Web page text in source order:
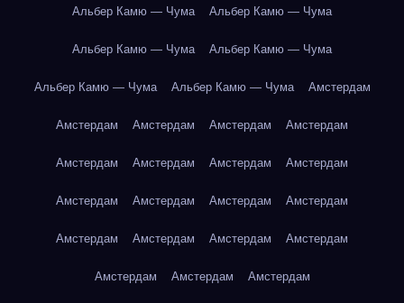
Альбер Камю — Чума Альбер Камю — Чума
Альбер Камю — Чума Альбер Камю — Чума
Альбер Камю — Чума Альбер Камю — Чума Амстердам
Амстердам Амстердам Амстердам Амстердам
Амстердам Амстердам Амстердам Амстердам
Амстердам Амстердам Амстердам Амстердам
Амстердам Амстердам Амстердам Амстердам
Амстердам Амстердам Амстердам